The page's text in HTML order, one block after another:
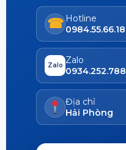
☎ Hotline
0984.55.66.18
Zalo Zalo
0934.252.788
Địa chỉ
Hải Phòng